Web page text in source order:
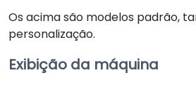
Os acima são modelos padrão,
personalização.
Exibição da máquina